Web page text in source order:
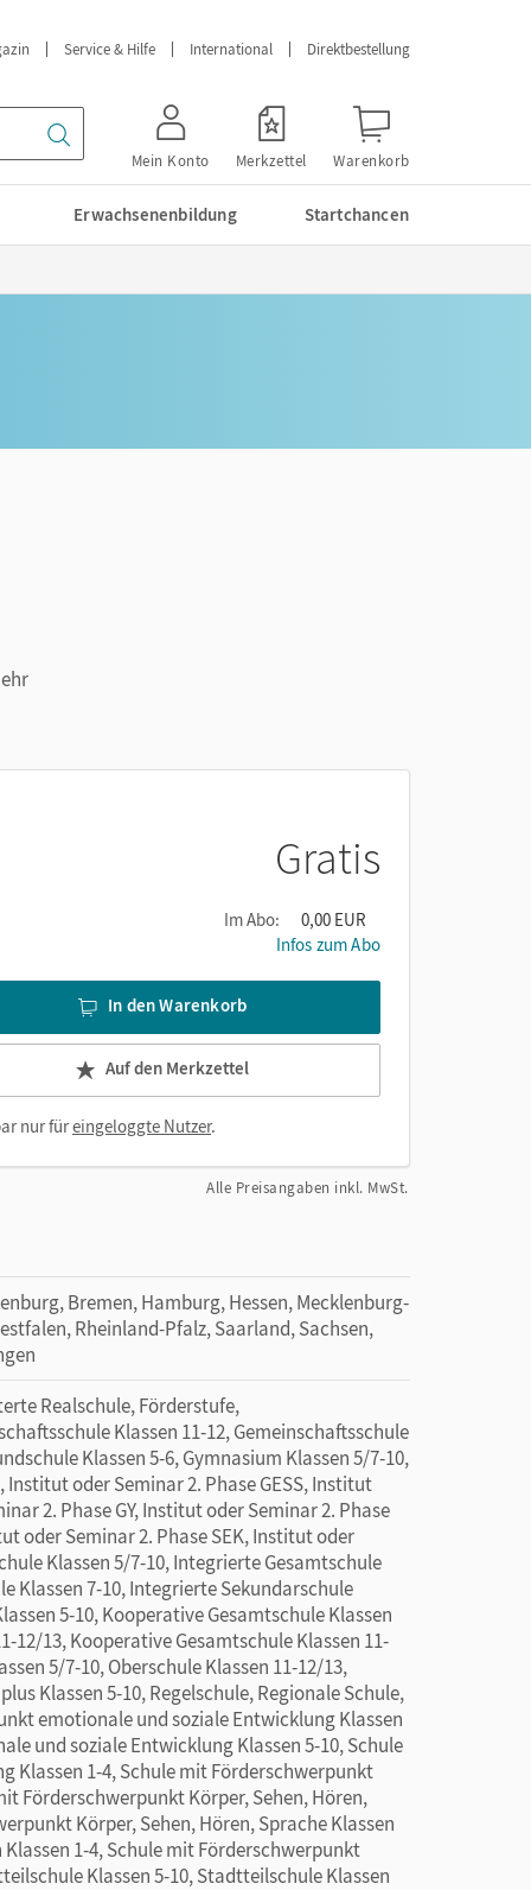
Service & Hilfe International Direktbestellung
Mein Konto Merkzettel Warenkorb
Erwachsenenbildung Startchancen
Gratis
Im Abo:
0,00 EUR
Infos zum Abo
In den Warenkorb
Auf den Merkzettel
nur füreingeloggte Nutzer.
Alle Preisangaben inkl. MwSt.
Bremen, Hamburg, Hessen, Mecklenburg-
Rheinland-Pfalz, Saarland, Sachsen,
Realschule, Förderstufe,
Klassen 11-12, Gemeinschaftsschule
Klassen 5-6, Gymnasium Klassen 5/7-10,
oder Seminar 2. Phase GESS, Institut
2. Phase GY, Institut oder Seminar 2. Phase
oder Seminar 2. Phase SEK, Institut oder
Klassen 5/7-10, Integrierte Gesamtschule
Klassen 7-10, Integrierte Sekundarschule
5-10, Kooperative Gesamtschule Klassen
12/13, Kooperative Gesamtschule Klassen 11-
5/7-10, Oberschule Klassen 11-12/13,
Klassen 5-10, Regelschule, Regionale Schule,
emotionale und soziale Entwicklung Klassen
und soziale Entwicklung Klassen 5-10, Schule
Klassen 1-4, Schule mit Förderschwerpunkt
Förderschwerpunkt Körper, Sehen, Hören,
Körper, Sehen, Hören, Sprache Klassen
1-4, Schule mit Förderschwerpunkt
Klassen 5-10, Stadtteilschule Klassen